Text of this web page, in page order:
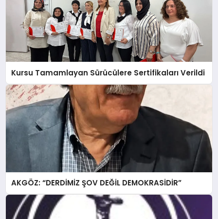
Kursu Tamamlayan Sürücülere Sertifikaları Verildi
AKGÖZ: “DERDİMİZ ŞOV DEĞİL DEMOKRASİDİR”